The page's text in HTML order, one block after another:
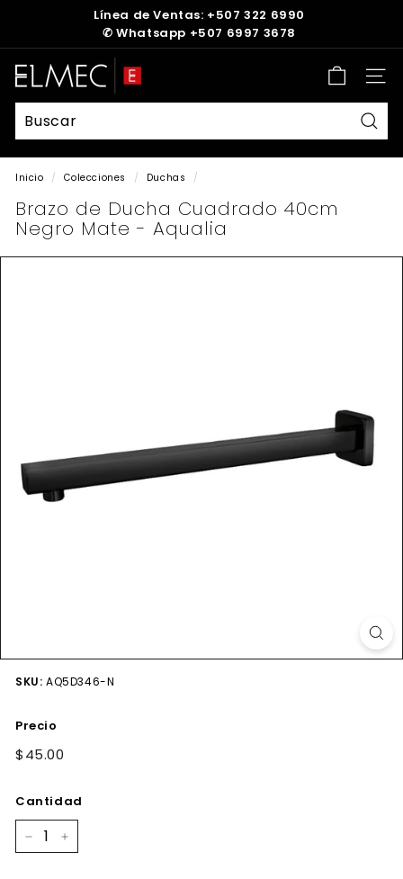
diapositivas
pausa
Línea de Ventas: +507 322 6990
✆ Whatsapp +507 6997 3678
E
L
M
E
C
Inicio / Colecciones / Duchas /
Brazo de Ducha Cuadrado 40cm
Negro Mate - Aqualia
SKU: AQ5D346-N
Precio
Precio
$45.00
Cantidad